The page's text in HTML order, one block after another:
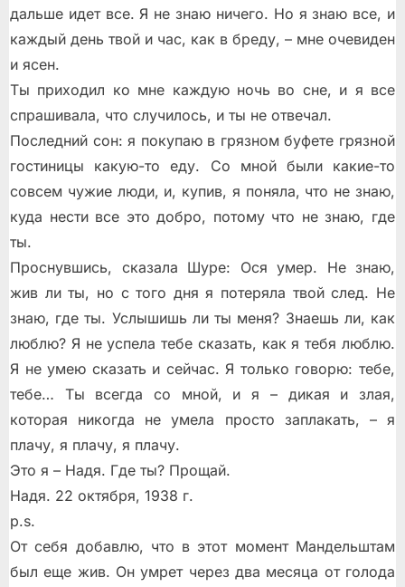
дальше идет все. Я не знаю ничего. Но я знаю все, и
каждый день твой и час, как в бреду, – мне очевиден
и ясен.
Ты приходил ко мне каждую ночь во сне, и я все
спрашивала, что случилось, и ты не отвечал.
Последний сон: я покупаю в грязном буфете грязной
гостиницы какую-то еду. Со мной были какие-то
совсем чужие люди, и, купив, я поняла, что не знаю,
куда нести все это добро, потому что не знаю, где
ты.
Проснувшись, сказала Шуре: Ося умер. Не знаю,
жив ли ты, но с того дня я потеряла твой след. Не
знаю, где ты. Услышишь ли ты меня? Знаешь ли, как
люблю? Я не успела тебе сказать, как я тебя люблю.
Я не умею сказать и сейчас. Я только говорю: тебе,
тебе… Ты всегда со мной, и я – дикая и злая,
которая никогда не умела просто заплакать, – я
плачу, я плачу, я плачу.
Это я – Надя. Где ты? Прощай.
Надя. 22 октября, 1938 г.
p.s.
От себя добавлю, что в этот момент Мандельштам
был еще жив. Он умрет через два месяца от голода